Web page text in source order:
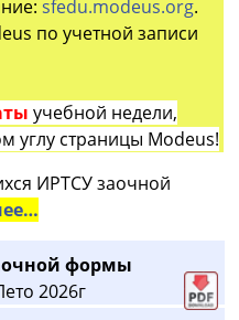
sfedu.modeus.org.
по учетной записи
учебной недели,
углу страницы Modeus!
ИРТСУ заочной
формы
2026г